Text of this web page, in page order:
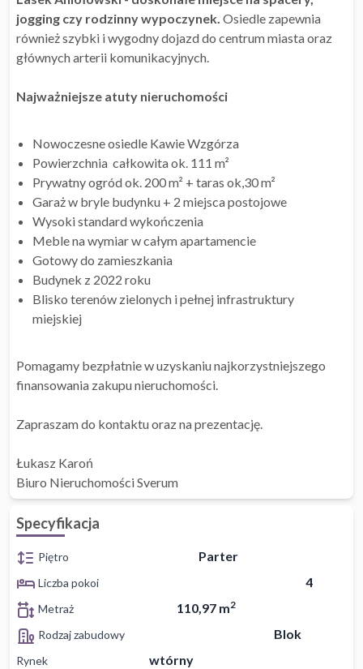
jogging czy rodzinny wypoczynek. Osiedle zapewnia
również szybki i wygodny dojazd do centrum miasta oraz
głównych arterii komunikacyjnych.
Najważniejsze atuty nieruchomości
Nowoczesne osiedle Kawie Wzgórza
Powierzchnia całkowita ok. 111 m²
Prywatny ogród ok. 200 m² + taras ok,30 m²
Garaż w bryle budynku + 2 miejsca postojowe
Wysoki standard wykończenia
Meble na wymiar w całym apartamencie
Gotowy do zamieszkania
Budynek z 2022 roku
Blisko terenów zielonych i pełnej infrastruktury
miejskiej
Pomagamy bezpłatnie w uzyskaniu najkorzystniejszego
finansowania zakupu nieruchomości.
Zapraszam do kontaktu oraz na prezentację.
Łukasz Karoń
Biuro Nieruchomości Sverum
Specyfikacja
Piętro Parter
Liczba pokoi 4
Metraż 110,97 m2
Rodzaj zabudowy Blok
Rynek wtórny